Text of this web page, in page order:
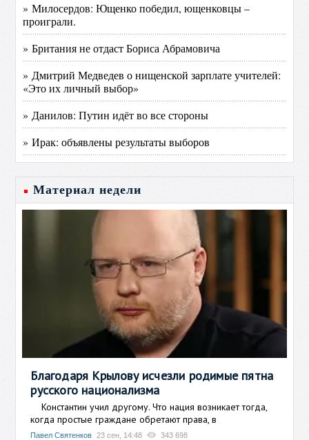
» Милосердов: Ющенко победил, ющенковцы –
проиграли.
» Британия не отдаст Бориса Абрамовича
» Дмитрий Медведев о нищенской зарплате учителей:
«Это их личный выбор»
» Данилов: Путин идёт во все стороны
» Ирак: объявлены результаты выборов
Материал недели
Благодаря Крылову исчезли родимые пятна
русского национализма
Константин учил другому. Что нация возникает тогда,
когда простые граждане обретают права, в
Павел Святенков 23 сен, 14:48 343 698